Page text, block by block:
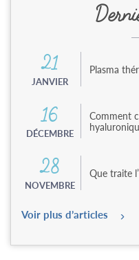
21
JANVIER
Plasma
16
DÉCEMBRE
Comment
28
NOVEMBRE
Que traite
Voir plus d’articles